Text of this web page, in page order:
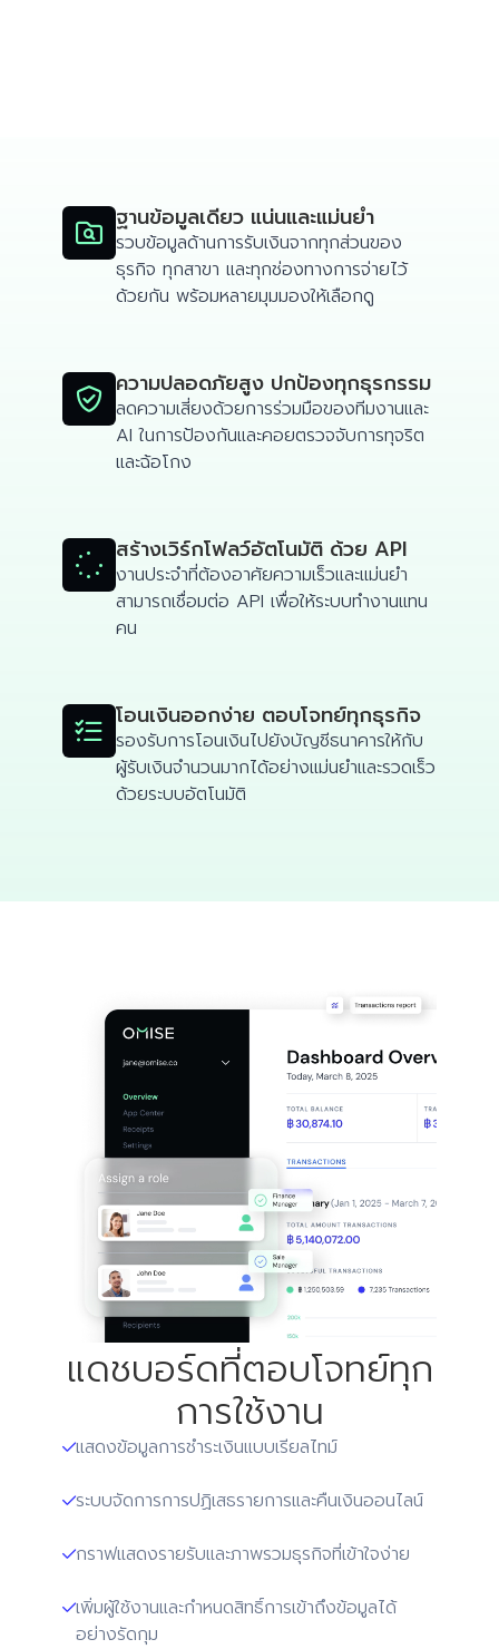
 ฐานข้อมูลเดียว แน่นและแม่นยำ
รวบข้อมูลด้านการรับเงินจากทุกส่วนของ
ธุรกิจ ทุกสาขา และทุกช่องทางการจ่ายไว้
ด้วยกัน พร้อมหลายมุมมองให้เลือกดู
 ความปลอดภัยสูง ปกป้องทุกธุรกรรม
ลดความเสี่ยงด้วยการร่วมมือของทีมงานและ
AI ในการป้องกันและคอยตรวจจับการทุจริต
และฉ้อโกง
 สร้างเวิร์กโฟลว์อัตโนมัติ ด้วย API
งานประจำที่ต้องอาศัยความเร็วและแม่นยำ
สามารถเชื่อมต่อ API เพื่อให้ระบบทำงานแทน
คน
 โอนเงินออกง่าย ตอบโจทย์ทุกธุรกิจ
รองรับการโอนเงินไปยังบัญชีธนาคารให้กับ
ผู้รับเงินจำนวนมากได้อย่างแม่นยำและรวดเร็ว
ด้วยระบบอัตโนมัติ
แดชบอร์ดที่ตอบโจทย์ทุก
การใช้งาน
แสดงข้อมูลการชำระเงินแบบเรียลไทม์
ระบบจัดการการปฏิเสธรายการและคืนเงินออนไลน์
กราฟแสดงรายรับและภาพรวมธุรกิจที่เข้าใจง่าย
เพิ่มผู้ใช้งานและกำหนดสิทธิ์การเข้าถึงข้อมูลได้
อย่างรัดกุม